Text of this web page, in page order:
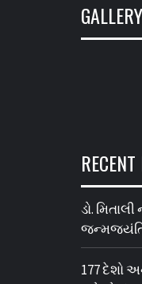
GALLERY
ડો.
જન્મજયંતિ
177 દેશો